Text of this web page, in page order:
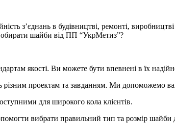
з’єднань в будівництві, ремонті,
обирати шайби від ПП “УкрМетиз”?
якості. Ви можете бути впевнені в їх
різним проектам та завданням. Ми допоможемо
для широкого кола клієнтів.
вибрати правильний тип та розмір шайби